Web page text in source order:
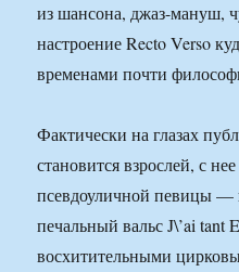
из шансона, джаз-мануш,
настроение Recto Verso
временами почти
Фактически на глазах
становится взрослей, с
псевдоуличной певицы —
печальный вальс J\’ai tant
восхитительными